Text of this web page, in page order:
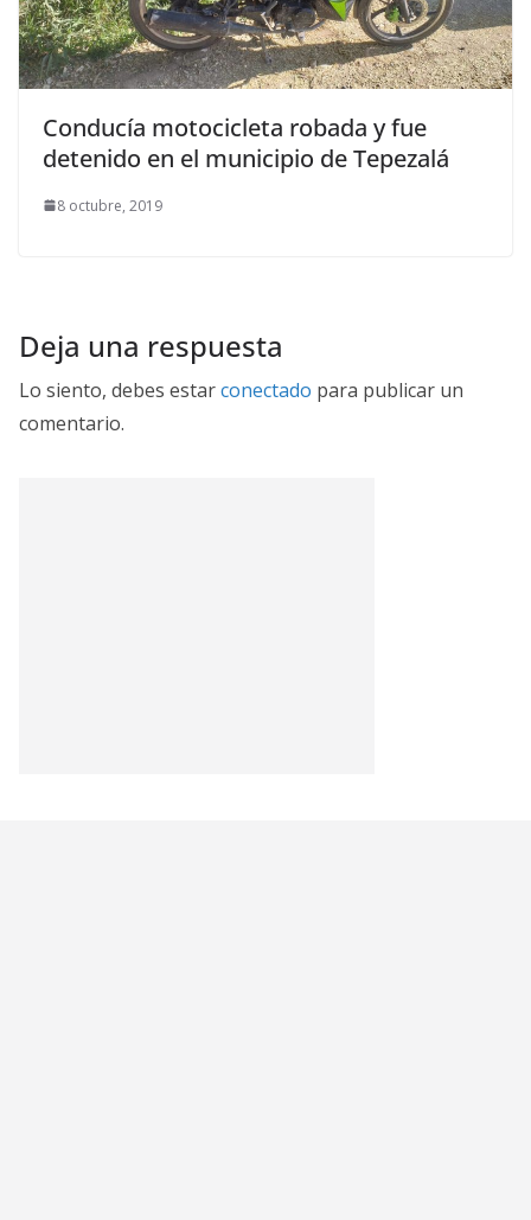
Conducía motocicleta robada y fue
detenido en el municipio de Tepezalá
8 octubre, 2019
Deja una respuesta
Lo siento, debes estarconectado para publicar un
comentario.